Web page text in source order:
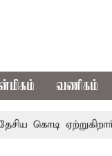
வணிகம்
ஏற்றுகிறார்,